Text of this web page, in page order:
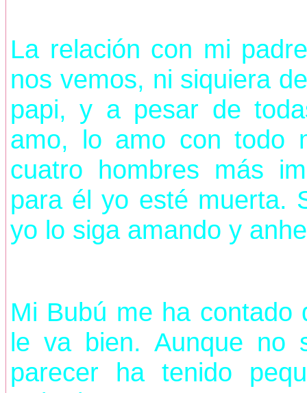
La relación con mi
nos vemos, ni siquiera
papi, y a pesar de
amo, lo amo con todo
cuatro hombres más
para él yo esté muerta.
yo lo siga amando y
Mi Bubú me ha contado
le va bien. Aunque no
parecer ha tenido